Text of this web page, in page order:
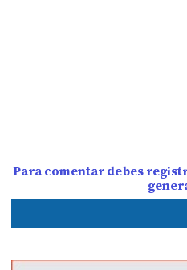
Para comentar debes